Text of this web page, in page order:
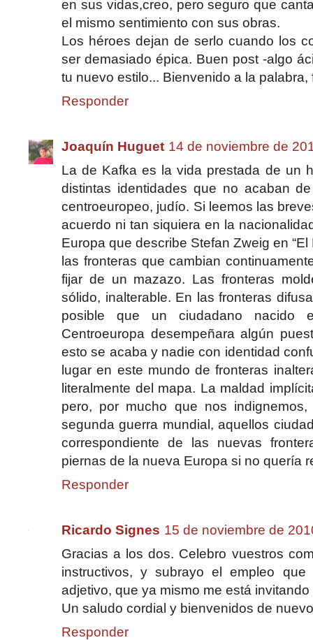
en sus vidas,creo, pero seguro que
el mismo sentimiento con sus obras.
Los héroes dejan de serlo cuando los
ser demasiado épica. Buen post -algo
tu nuevo estilo... Bienvenido a la
Responder
Joaquín Huguet 14 de noviembre de
La de Kafka es la vida prestada de un
distintas identidades que no acaban
centroeuropeo, judío. Si leemos las
acuerdo ni tan siquiera en la
Europa que describe Stefan Zweig en
las fronteras que cambian
fijar de un mazazo. Las fronteras
sólido, inalterable. En las fronteras
posible que un ciudadano nacido
Centroeuropa desempeñara algún
esto se acaba y nadie con identidad
lugar en este mundo de fronteras
literalmente del mapa. La maldad
pero, por mucho que nos
segunda guerra mundial, aquellos
correspondiente de las nuevas
piernas de la nueva Europa si no quería
Responder
Ricardo Signes 15 de noviembre de
Gracias a los dos. Celebro vuestros
instructivos, y subrayo el empleo
adjetivo, que ya mismo me está
Un saludo cordial y bienvenidos de
Responder